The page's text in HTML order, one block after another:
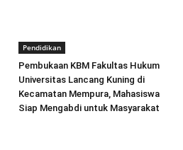
Pendidikan
Pembukaan KBM Fakultas Hukum
Universitas Lancang Kuning di
Kecamatan Mempura, Mahasiswa
Siap Mengabdi untuk Masyarakat